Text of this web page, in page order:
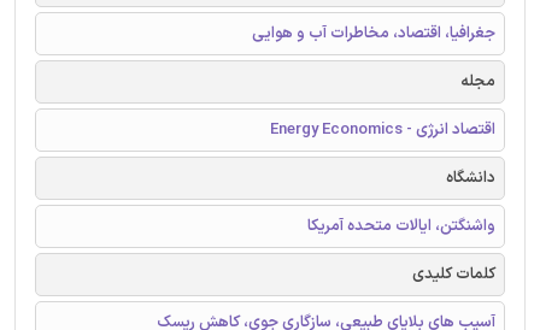
جغرافیا، اقتصاد، مخاطرات آب و هوایی
مجله
اقتصاد انرژی - Energy Economics
دانشگاه
واشنگتن، ایالات متحده آمریکا
کلمات کلیدی
آسیب های بلایای طبیعی، سازگاری جوی، کاهش ریسک